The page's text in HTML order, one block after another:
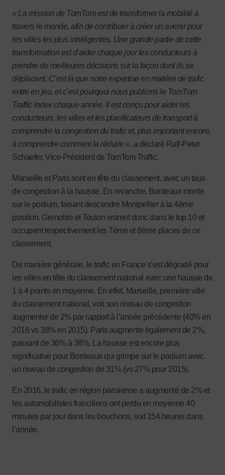
« La mission de TomTom est de transformer la mobilité à
travers le monde, afin de contribuer à créer un avenir pour
les villes les plus intelligentes. Une grande partie de cette
transformation est d’aider chaque jour les conducteurs à
prendre de meilleures décisions sur la façon dont ils se
déplacent. C’est là que notre expertise en matière de trafic
entre en jeu, et c’est pourquoi nous publions le TomTom
Traffic Index chaque année. Il est conçu pour aider les
conducteurs, les villes et les planificateurs de transport à
comprendre la congestion du trafic et, plus important encore,
à comprendre comment la réduire », a déclaré Ralf-Peter
Schaefer, Vice-Président de TomTom Traffic.
Marseille et Paris sont en tête du classement, avec un taux
de congestion à la hausse. En revanche, Bordeaux monte
sur le podium, faisant descendre Montpellier à la 4ème
position. Grenoble et Toulon entrent donc dans le top 10 et
occupent respectivement les 7ème et 8ème places de ce
classement.
De manière générale, le trafic en France s’est dégradé pour
les villes en tête du classement national avec une hausse de
1 à 4 points en moyenne. En effet, Marseille, première ville
du classement national, voit son niveau de congestion
augmenter de 2% par rapport à l’année précédente (40% en
2016 vs 38% en 2015). Paris augmente également de 2%,
passant de 36% à 38%. La hausse est encore plus
significative pour Bordeaux qui grimpe sur le podium avec
un niveau de congestion de 31% (vs 27% pour 2015).
En 2016, le trafic en région parisienne a augmenté de 2% et
les automobilistes franciliens ont perdu en moyenne 40
minutes par jour dans les bouchons, soit 154 heures dans
l’année.